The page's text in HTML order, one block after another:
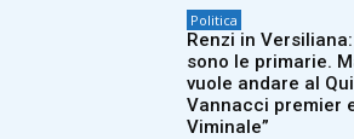
Politica
Renzi in
sono le primarie.
vuole andare al
Vannacci premier
Viminale”